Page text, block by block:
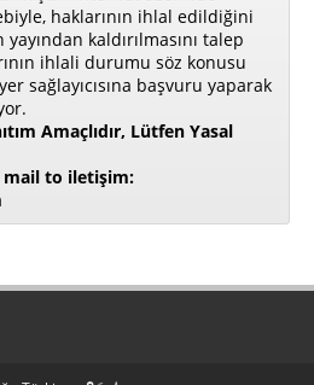
haklarının ihlal edildiğini
kaldırılmasını talep
ihlali durumu söz konusu
sağlayıcısına başvuru yaparak
Amaçlıdır, Lütfen Yasal
mail to iletişim: